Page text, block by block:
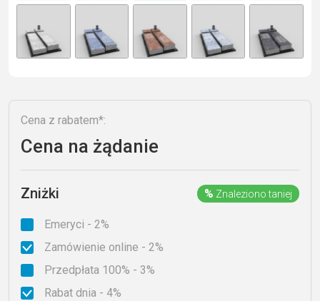
e
Cena z rabatem*:
Cena na żądanie
Zniżki % Znaleziono taniej
Emeryci - 2%
Zamówienie online - 2%
Przedpłata 100% - 3%
Rabat dnia - 4%